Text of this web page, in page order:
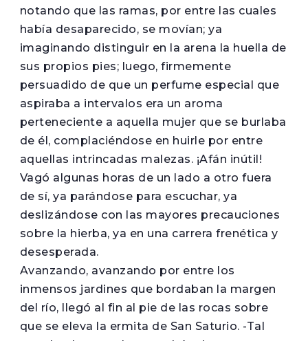
notando que las ramas, por entre las cuales
había desaparecido, se movían; ya
imaginando distinguir en la arena la huella de
sus propios pies; luego, firmemente
persuadido de que un perfume especial que
aspiraba a intervalos era un aroma
perteneciente a aquella mujer que se burlaba
de él, complaciéndose en huirle por entre
aquellas intrincadas malezas. ¡Afán inútil!
Vagó algunas horas de un lado a otro fuera
de sí, ya parándose para escuchar, ya
deslizándose con las mayores precauciones
sobre la hierba, ya en una carrera frenética y
desesperada.
Avanzando, avanzando por entre los
inmensos jardines que bordaban la margen
del río, llegó al fin al pie de las rocas sobre
que se eleva la ermita de San Saturio. -Tal